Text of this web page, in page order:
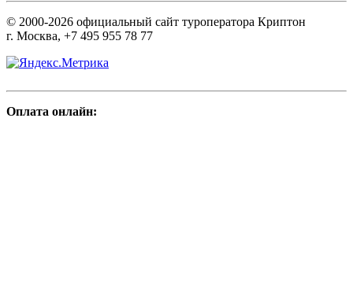
© 2000-2026 официальный сайт туроператора Криптон
г. Москва, +7 495 955 78 77
Оплата онлайн: